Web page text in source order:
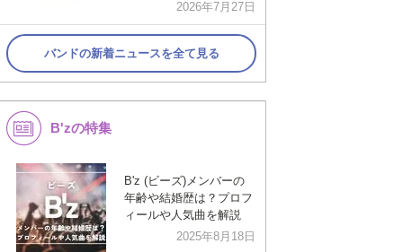
2026年7月27日
バンドの新着ニュースを全て見る
B'zの特集
B'z (ビーズ)メンバーの
年齢や結婚歴は？プロフ
ィールや人気曲を解説
2025年8月18日